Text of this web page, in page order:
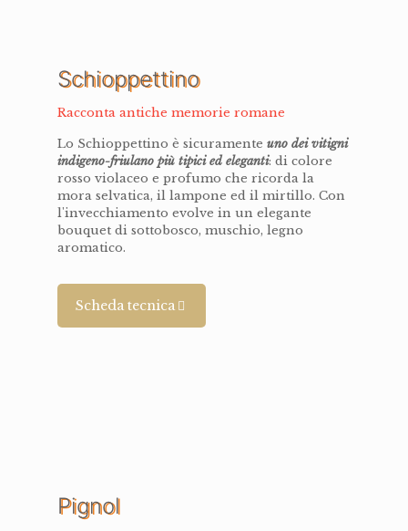
Schioppettino
Racconta antiche memorie romane
Lo Schioppettino è sicuramente uno dei vitigni
indigeno-friulano più tipici ed eleganti: di colore
rosso violaceo e profumo che ricorda la
mora selvatica, il lampone ed il mirtillo. Con
l'invecchiamento evolve in un elegante
bouquet di sottobosco, muschio, legno
aromatico.
Scheda tecnica
Pignol